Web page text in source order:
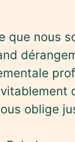
que nous
oblige